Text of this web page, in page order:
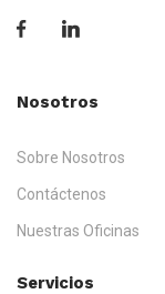
Nosotros
Sobre Nosotros
Contáctenos
Nuestras Oficinas
Servicios